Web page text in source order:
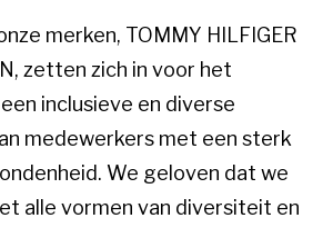
merken, TOMMY HILFIGER
zetten zich in voor het
inclusieve en diverse
medewerkers met een sterk
We geloven dat we
alle vormen van diversiteit en